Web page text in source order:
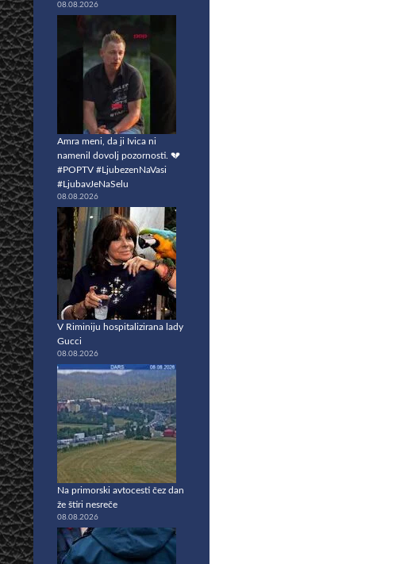
08.08.2026
Amra meni, da ji Ivica ni
namenil dovolj pozornosti. 💔
#POPTV #LjubezenNaVasi
#LjubavJeNaSelu
08.08.2026
V Riminiju hospitalizirana lady
Gucci
08.08.2026
Na primorski avtocesti čez dan
že štiri nesreče
08.08.2026